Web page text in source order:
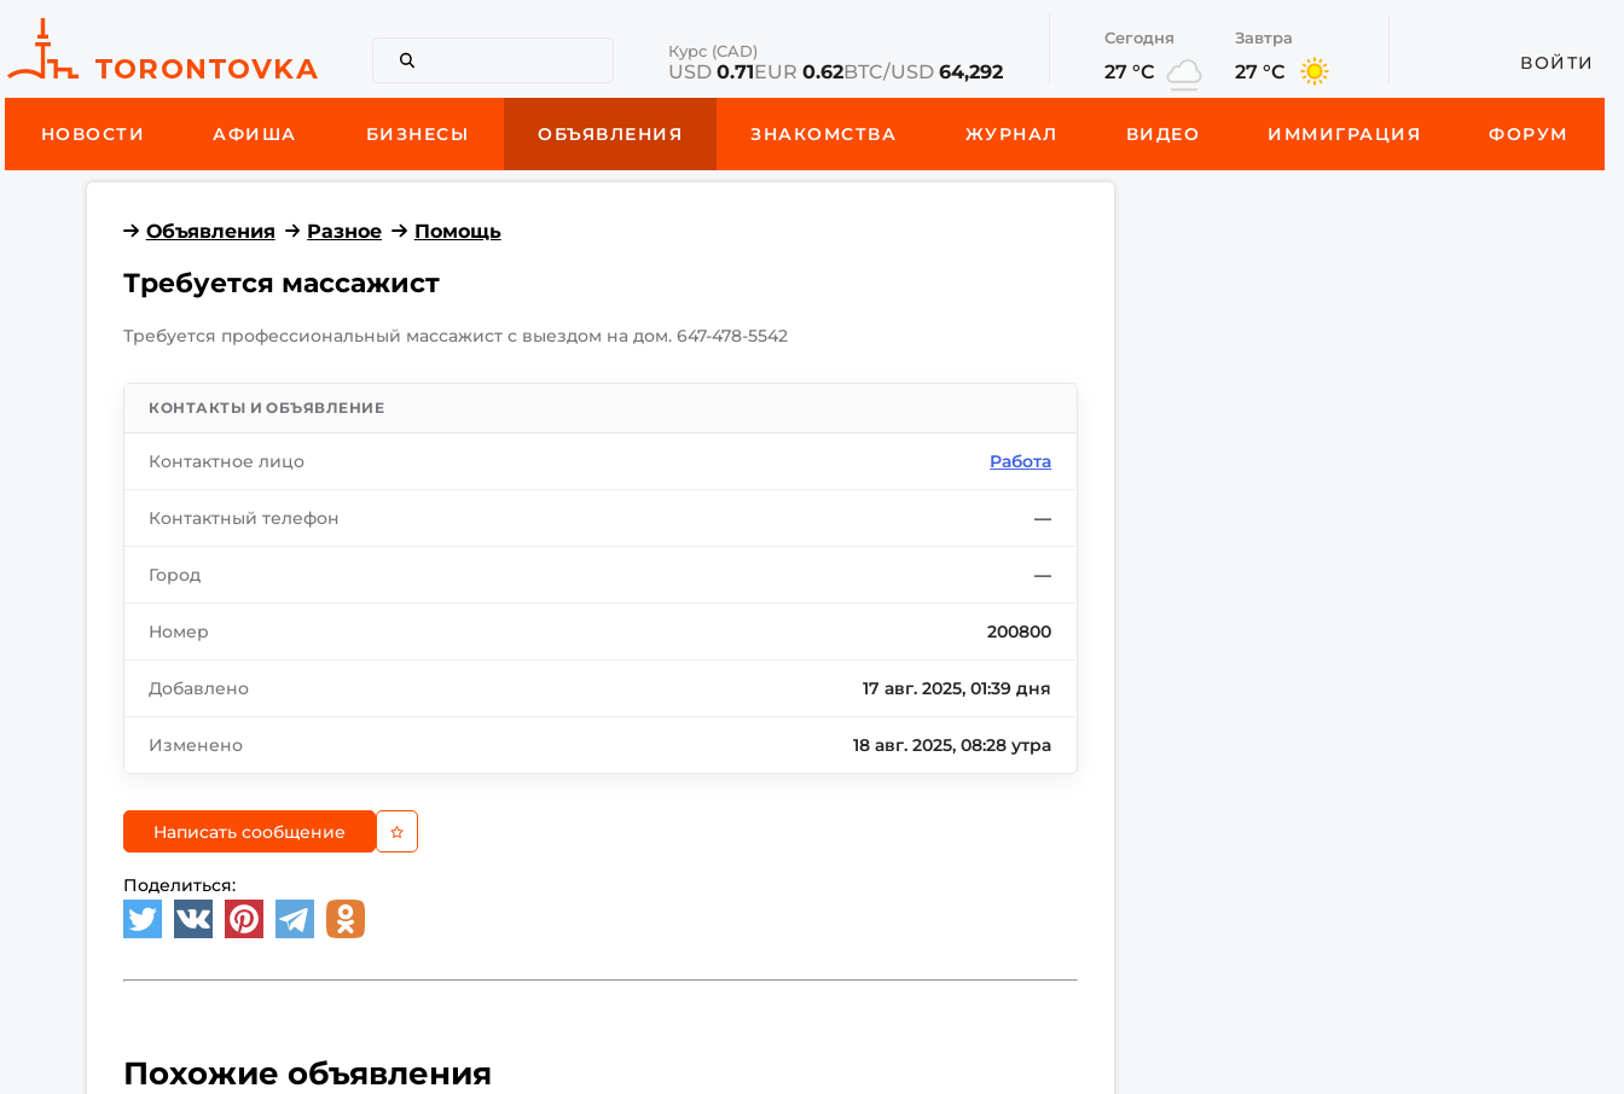
Курс (CAD)
USD 0.71EUR 0.62BTC/USD 64,292
Сегодня
27 °C
Завтра
27 °C ВОЙТИ
НОВОСТИ АФИША БИЗНЕСЫ ОБЪЯВЛЕНИЯ ЗНАКОМСТВА ЖУРНАЛ ВИДЕО ИММИГРАЦИЯ ФОРУМ
Объявления Разное Помощь
Требуется массажист
Требуется профессиональный массажист с выездом на дом. 647-478-5542
КОНТАКТЫ И ОБЪЯВЛЕНИЕ
Контактное лицо Работа
Контактный телефон —
Город —
Номер 200800
Добавлено 17 авг. 2025, 01:39 дня
Изменено 18 авг. 2025, 08:28 утра
Написать сообщение
Поделиться:
Похожие объявления